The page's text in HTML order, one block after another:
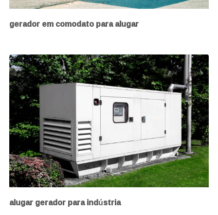
gerador em comodato para alugar
alugar gerador para indústria